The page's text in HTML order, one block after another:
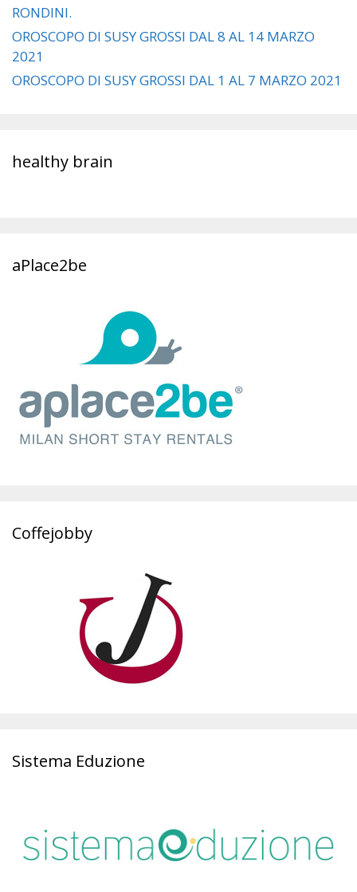
RONDINI.
OROSCOPO DI SUSY GROSSI DAL 8 AL 14 MARZO
2021
OROSCOPO DI SUSY GROSSI DAL 1 AL 7 MARZO 2021
healthy brain
aPlace2be
Coffejobby
Sistema Eduzione